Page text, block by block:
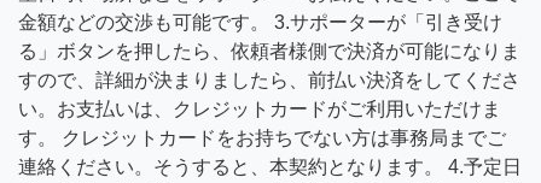
金額などの交渉も可能です。 3.サポーターが「引き受け
る」ボタンを押したら、依頼者様側で決済が可能になりま
すので、詳細が決まりましたら、前払い決済をしてくださ
い。お支払いは、クレジットカードがご利用いただけま
す。 クレジットカードをお持ちでない方は事務局までご
連絡ください。そうすると、本契約となります。 4.予定日